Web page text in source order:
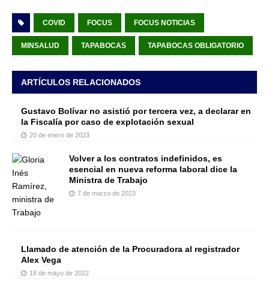
COVID FOCUS FOCUS NOTICIAS
MINSALUD TAPABOCAS TAPABOCAS OBLIGATORIO
ARTÍCULOS RELACIONADOS
Gustavo Bolívar no asistió por tercera vez, a declarar en
la Fiscalía por caso de explotación sexual
20 de enero de 2023
Volver a los contratos indefinidos, es
esencial en nueva reforma laboral dice la
Ministra de Trabajo
7 de marzo de 2023
Llamado de atención de la Procuradora al registrador
Alex Vega
18 de mayo de 2022